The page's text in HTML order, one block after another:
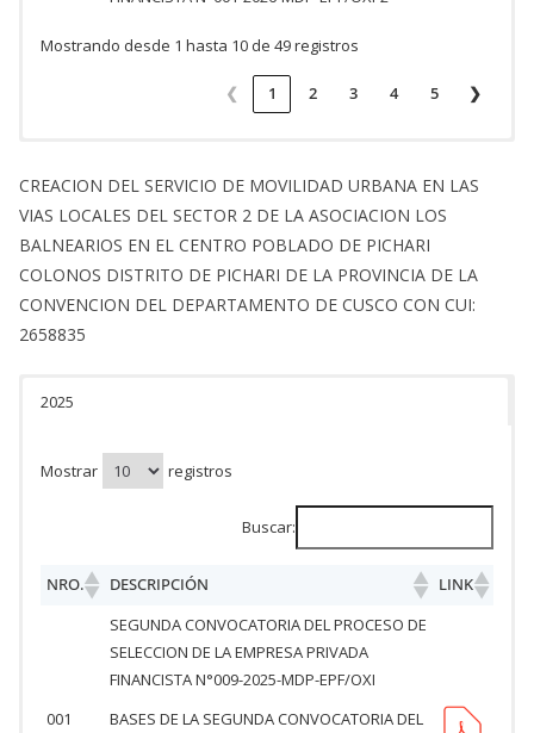
Mostrando desde 1 hasta 10 de 49 registros
❮ 1 2 3 4 5 ❯
CREACION DEL SERVICIO DE MOVILIDAD URBANA EN LAS
VIAS LOCALES DEL SECTOR 2 DE LA ASOCIACION LOS
BALNEARIOS EN EL CENTRO POBLADO DE PICHARI
COLONOS DISTRITO DE PICHARI DE LA PROVINCIA DE LA
CONVENCION DEL DEPARTAMENTO DE CUSCO CON CUI:
2658835
2025
Mostrar registros
Buscar:
NRO. DESCRIPCIÓN
LINK
SEGUNDA CONVOCATORIA DEL PROCESO DE
SELECCION DE LA EMPRESA PRIVADA
FINANCISTA N°009-2025-MDP-EPF/OXI
001
BASES DE LA SEGUNDA CONVOCATORIA DEL